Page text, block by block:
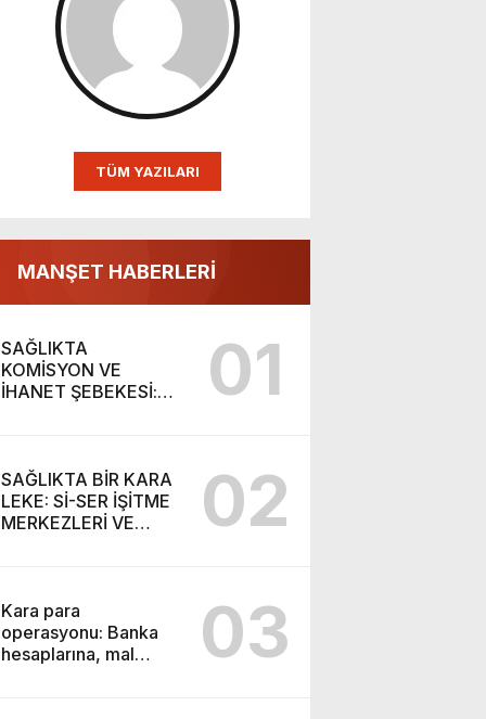
TÜM YAZILARI
MANŞET HABERLERİ
SAĞLIKTA
KOMİSYON VE
İHANET ŞEBEKESİ:
VURGUNU!
01
SAĞLIKTA BİR KARA
LEKE: Sİ-SER İŞİTME
MERKEZLERİ VE
02
Kara para
operasyonu: Banka
hesaplarına, mal
03